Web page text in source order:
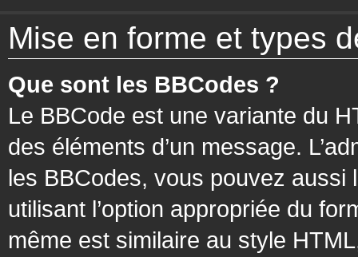
Mise en forme et types
Que sont les BBCodes ?
Le BBCode est une variante du
des éléments d’un message.
les BBCodes, vous pouvez
utilisant l’option appropriée du
même est similaire au style